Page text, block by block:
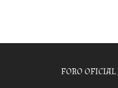
FORO OFICIAL